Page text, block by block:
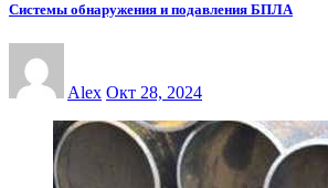
Системы обнаружения и подавления БПЛА
Alex Окт 28, 2024